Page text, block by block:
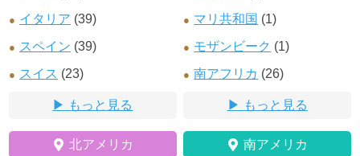
イタリア (39)
スペイン (39)
スイス (23)
もっと見る
マリ共和国 (1)
モザンビーク (1)
南アフリカ (26)
もっと見る
北アメリカ 南アメリカ